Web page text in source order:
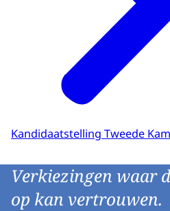
Kandidaatstelling Tweede
Verkiezingen waar
op kan vertrouwen.